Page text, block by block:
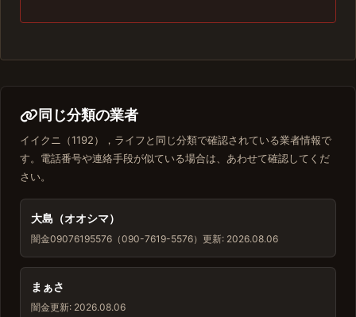
同じ分類の業者
イイクニ（1192），ライフと同じ分類で確認されている業者情報で
す。電話番号や連絡手段が似ている場合は、あわせて確認してくだ
さい。
大島（オオシマ）
闇金09076195576（090-7619-5576） 更新: 2026.08.06
まぁさ
闇金更新: 2026.08.06